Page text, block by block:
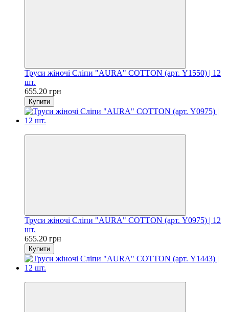
Труси жіночі Сліпи "AURA" COTTON (арт. Y1550) | 12
шт.
655.20 грн
Купити
Труси жіночі Сліпи "AURA" COTTON (арт. Y0975) | 12
шт.
655.20 грн
Купити